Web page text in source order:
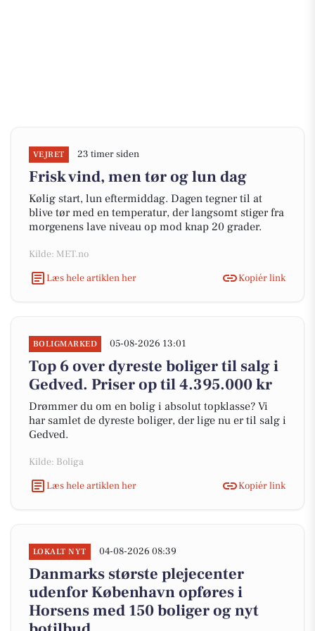
VEJRET 23 timer siden
Frisk vind, men tør og lun dag
Kølig start, lun eftermiddag. Dagen tegner til at
blive tør med en temperatur, der langsomt stiger fra
morgenens lave niveau op mod knap 20 grader.
Kilde: MET.no
Læs hele artiklen her
Kopiér link
BOLIGMARKED 05-08-2026 13:01
Top 6 over dyreste boliger til salg i
Gedved. Priser op til 4.395.000 kr
Drømmer du om en bolig i absolut topklasse? Vi
har samlet de dyreste boliger, der lige nu er til salg i
Gedved.
Kilde: Boliga
Læs hele artiklen her
Kopiér link
LOKALT NYT 04-08-2026 08:39
Danmarks største plejecenter
udenfor København opføres i
Horsens med 150 boliger og nyt